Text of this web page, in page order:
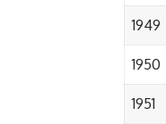
1949
1950
1951